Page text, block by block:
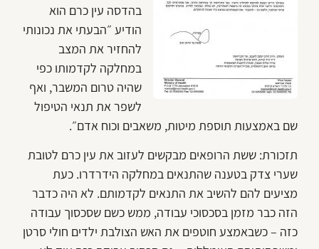
בהדסה עין כרם הוא
הודיע ״הבעתי את נכונותי
להחזיר את המצב
במחלקה לקדמותו כפי
שהיה טרום המשבר, ואף
לשפר את תנאי הטיפול
שם באמצעות תוספת מיטות, משאבים וכוח אדם״.
תזכורת: ששת הרופאים מבקשים לעזוב את עין כרם לטובת
שערי צדק בטענה שהתנאים במחלקה הידרדרו. כעת
מציעים להם להשיב את התנאים לקדמותם. לא היה כדבר
הזה כבר מזמן בסכסוכי עבודה, ממש כשם שסכסוך עבודה
כזה – כשבאמצע חוטפים את האש הצולבת ילדים חולי סרטן